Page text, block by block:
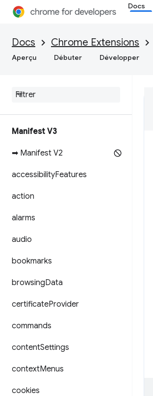
Docs
Docs Chrome Extensions
Aperçu Débuter Développer
Manifest V3
➡ Manifest V2
accessibilityFeatures
action
alarms
audio
bookmarks
browsingData
certificateProvider
commands
contentSettings
contextMenus
cookies